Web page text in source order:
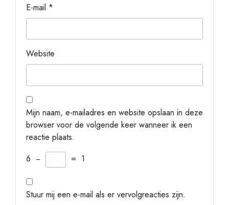
E-mail *
Website
Mijn naam, e-mailadres en website opslaan in deze
browser voor de volgende keer wanneer ik een
reactie plaats.
6 − = 1
Stuur mij een e-mail als er vervolgreacties zijn.